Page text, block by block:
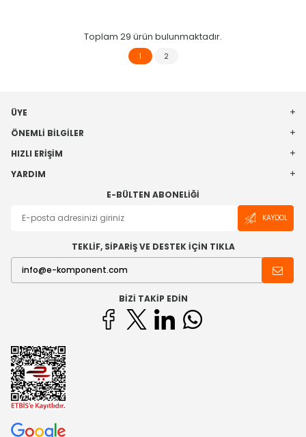
Toplam 29 ürün bulunmaktadır.
1 2
ÜYE
ÖNEMLI BILGILER
HIZLI ERIŞIM
YARDIM
E-BÜLTEN ABONELIĞI
KAYDOL
TEKLİF, SİPARİŞ VE DESTEK İÇİN TIKLA
BIZI TAKIP EDIN